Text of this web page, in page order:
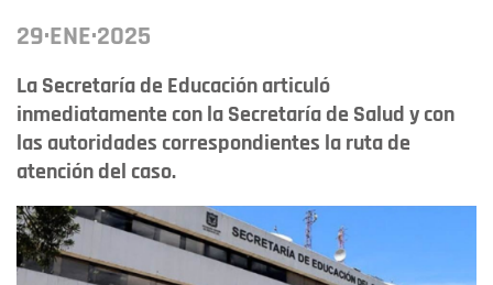
29·ENE·2025
La Secretaría de Educación articuló
inmediatamente con la Secretaría de Salud y con
las autoridades correspondientes la ruta de
atención del caso.